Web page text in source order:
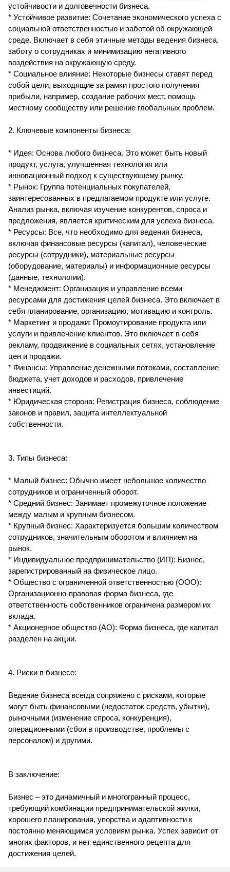
устойчивости и долговечности бизнеса.
* Устойчивое развитие: Сочетание экономического успеха с
социальной ответственностью и заботой об окружающей
среде. Включает в себя этичные методы ведения бизнеса,
заботу о сотрудниках и минимизацию негативного
воздействия на окружающую среду.
* Социальное влияние: Некоторые бизнесы ставят перед
собой цели, выходящие за рамки простого получения
прибыли, например, создание рабочих мест, помощь
местному сообществу или решение глобальных проблем.
2. Ключевые компоненты бизнеса:
* Идея: Основа любого бизнеса. Это может быть новый
продукт, услуга, улучшенная технология или
инновационный подход к существующему рынку.
* Рынок: Группа потенциальных покупателей,
заинтересованных в предлагаемом продукте или услуге.
Анализ рынка, включая изучение конкурентов, спроса и
предложения, является критическим для успеха бизнеса.
* Ресурсы: Все, что необходимо для ведения бизнеса,
включая финансовые ресурсы (капитал), человеческие
ресурсы (сотрудники), материальные ресурсы
(оборудование, материалы) и информационные ресурсы
(данные, технологии).
* Менеджмент: Организация и управление всеми
ресурсами для достижения целей бизнеса. Это включает в
себя планирование, организацию, мотивацию и контроль.
* Маркетинг и продажи: Промоутирование продукта или
услуги и привлечение клиентов. Это включает в себя
рекламу, продвижение в социальных сетях, установление
цен и продажи.
* Финансы: Управление денежными потоками, составление
бюджета, учет доходов и расходов, привлечение
инвестиций.
* Юридическая сторона: Регистрация бизнеса, соблюдение
законов и правил, защита интеллектуальной
собственности.
3. Типы бизнеса:
* Малый бизнес: Обычно имеет небольшое количество
сотрудников и ограниченный оборот.
* Средний бизнес: Занимает промежуточное положение
между малым и крупным бизнесом.
* Крупный бизнес: Характеризуется большим количеством
сотрудников, значительным оборотом и влиянием на
рынок.
* Индивидуальное предпринимательство (ИП): Бизнес,
зарегистрированный на физическое лицо.
* Общество с ограниченной ответственностью (ООО):
Организационно-правовая форма бизнеса, где
ответственность собственников ограничена размером их
вклада.
* Акционерное общество (АО): Форма бизнеса, где капитал
разделен на акции.
4. Риски в бизнесе:
Ведение бизнеса всегда сопряжено с рисками, которые
могут быть финансовыми (недостаток средств, убытки),
рыночными (изменение спроса, конкуренция),
операционными (сбои в производстве, проблемы с
персоналом) и другими.
В заключение:
Бизнес – это динамичный и многогранный процесс,
требующий комбинации предпринимательской жилки,
хорошего планирования, упорства и адаптивности к
постоянно меняющимся условиям рынка. Успех зависит от
многих факторов, и нет единственного рецепта для
достижения целей.